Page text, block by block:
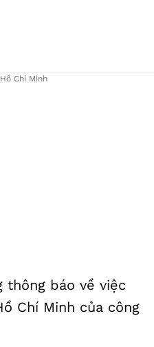
Chí Minh
báo về việc
Chí Minh của công